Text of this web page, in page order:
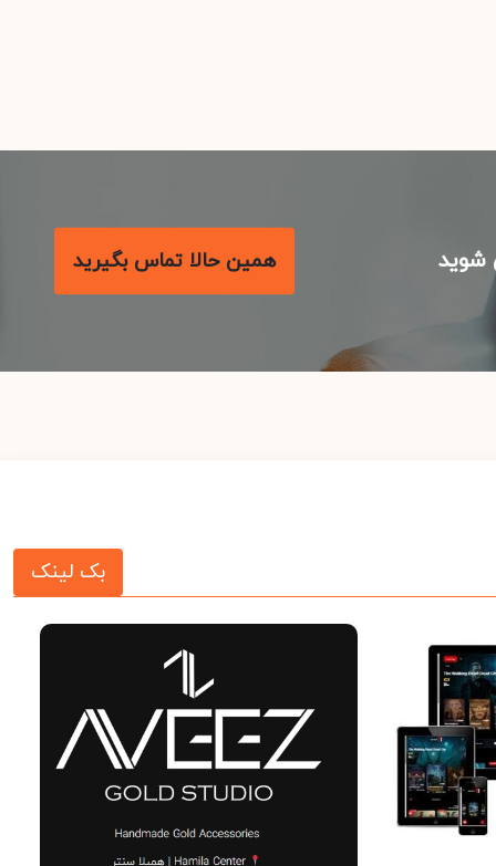
همین حالا تماس بگیرید
بک لینک